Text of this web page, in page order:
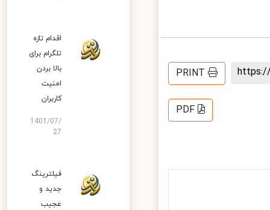
PRINT
PDF
اقدام تازه
تلگرام برای
بالا بردن
امنیت
کاربران
1401/07/
27
فیلترینگ
جدید و
عجیب